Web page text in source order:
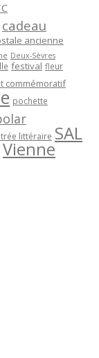
cadeau
ancienne
Deux-Sèvres
festival fleur
commémoratif
pochette
littéraire SAL
Vienne